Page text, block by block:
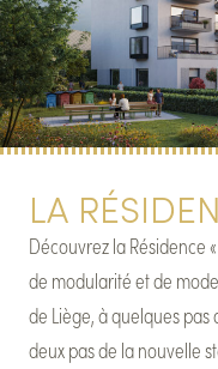
LA
DécouvrezlaRésidence«
de modularitéetde
de Liège,àquelquespas
deuxpasde lanouvelle